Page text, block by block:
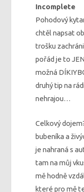
Incomplete
Pohodový
chtěl napsat
trošku
pořád je to
možná
druhý tip na
nehrajou…
Celkový
bubeníka a
je nahraná s
tam na můj
mě hodně
které pro mě